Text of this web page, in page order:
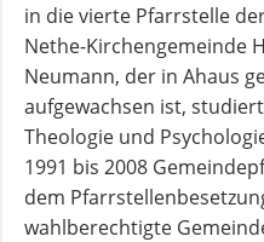
Gemeindebüro
Weinbergstiftung
AKTUELLES
in die vierte Pfarrstelle
Nethe-Kirchengemeinde
Neumann, der in Ahaus
aufgewachsen ist,
Theologie und
1991 bis 2008
dem
wahlberechtigte